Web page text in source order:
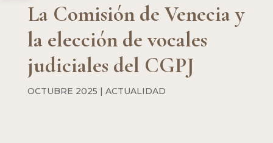
La Comisión de Venecia y
la elección de vocales
judiciales del CGPJ
OCTUBRE 2025 | ACTUALIDAD